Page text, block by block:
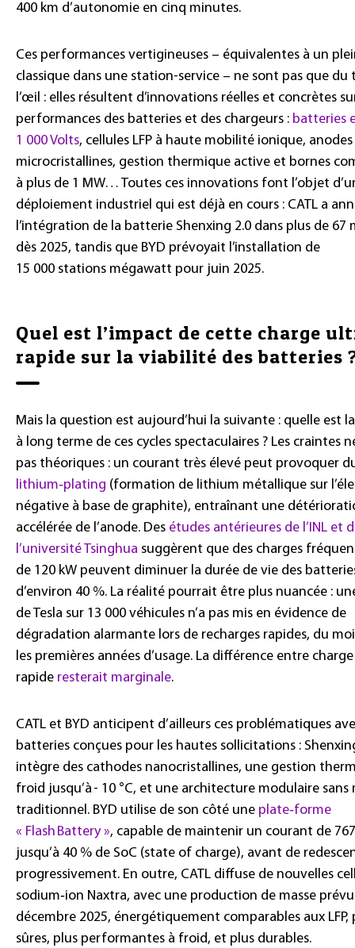
400 km d’autonomie en cinq minutes.
Ces performances vertigineuses – équivalentes à un
classique dans une station-service – ne sont pas que du
l’œil : elles résultent d’innovations réelles et concrètes
performances des batteries et des chargeurs : batteries
1 000 Volts, cellules LFP à haute mobilité ionique, anodes
microcristallines, gestion thermique active et bornes
à plus de 1 MW… Toutes ces innovations font l’objet
déploiement industriel qui est déjà en cours : CATL a
l’intégration de la batterie Shenxing 2.0 dans plus de 67
dès 2025, tandis que BYD prévoyait l’installation de
15 000 stations mégawatt pour juin 2025.
Quel est l’impact de cette charge
rapide sur la viabilité des batteries
Mais la question est aujourd’hui la suivante : quelle est
à long terme de ces cycles spectaculaires ? Les craintes
pas théoriques : un courant très élevé peut provoquer
lithium‑plating (formation de lithium métallique sur
négative à base de graphite), entraînant une
accélérée de l’anode. Des études antérieures de l’INL et
l’université Tsinghua suggèrent que des charges
de 120 kW peuvent diminuer la durée de vie des
d’environ 40 %. La réalité pourrait être plus nuancée :
de Tesla sur 13 000 véhicules n’a pas mis en évidence de
dégradation alarmante lors de recharges rapides, du
les premières années d’usage. La différence entre
rapide resterait marginale.
CATL et BYD anticipent d’ailleurs ces problématiques
batteries conçues pour les hautes sollicitations :
intègre des cathodes nanocristallines, une gestion
froid jusqu’à - 10 °C, et une architecture modulaire sans
traditionnel. BYD utilise de son côté une plate‑forme
« Flash Battery », capable de maintenir un courant de
jusqu’à 40 % de SoC (state of charge), avant de
progressivement. En outre, CATL diffuse de nouvelles
sodium‑ion Naxtra, avec une production de masse
décembre 2025, énergétiquement comparables aux LFP,
sûres, plus performantes à froid, et plus durables.